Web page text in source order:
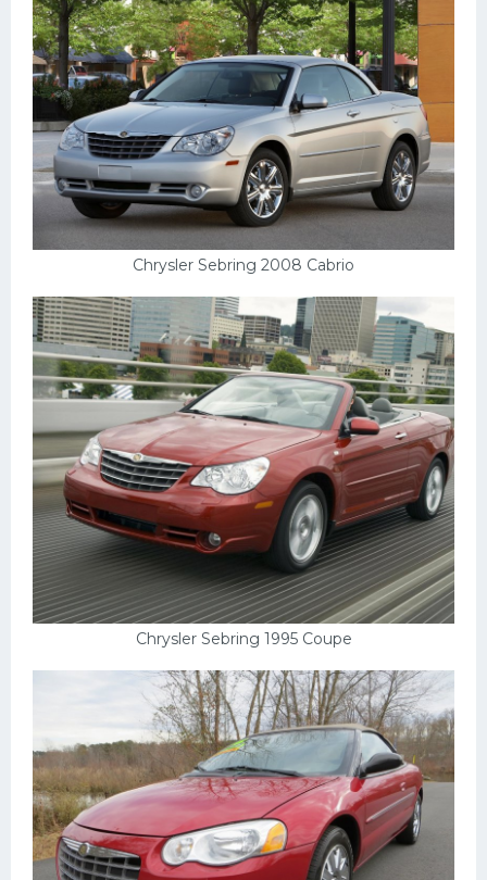
Chrysler Sebring 2008 Cabrio
Chrysler Sebring 1995 Coupe